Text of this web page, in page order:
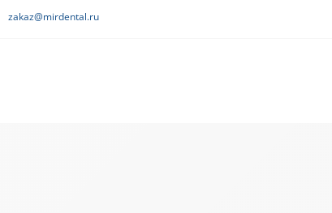
zakaz@mirdental.ru